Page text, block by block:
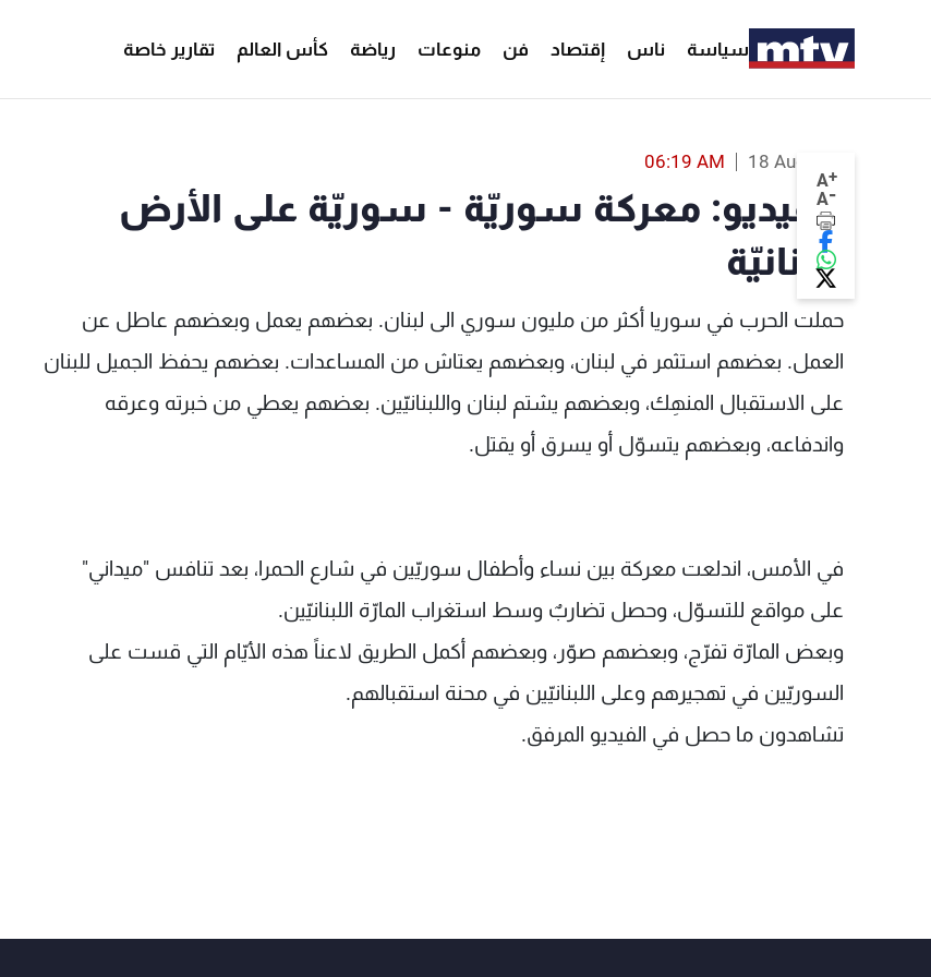
سياسة ناس إقتصاد فن منوعات رياضة كأس العالم تقارير خاصة
A+
A-
18 Aug 2017
06:19 AM
بالفيديو: معركة سوريّة - سوريّة على الأرض
اللبنانيّة
حملت الحرب في سوريا أكثر من مليون سوري الى لبنان. بعضهم يعمل وبعضهم عاطل عن
العمل. بعضهم استثمر في لبنان، وبعضهم يعتاش من المساعدات. بعضهم يحفظ الجميل للبنان
على الاستقبال المنهِك، وبعضهم يشتم لبنان واللبنانيّين. بعضهم يعطي من خبرته وعرقه
واندفاعه، وبعضهم يتسوّل أو يسرق أو يقتل.
في الأمس، اندلعت معركة بين نساء وأطفال سوريّين في شارع الحمرا، بعد تنافس "ميداني"
على مواقع للتسوّل، وحصل تضاربٌ وسط استغراب المارّة اللبنانيّين.
وبعض المارّة تفرّج، وبعضهم صوّر، وبعضهم أكمل الطريق لاعناً هذه الأيّام التي قست على
السوريّين في تهجيرهم وعلى اللبنانيّين في محنة استقبالهم.
تشاهدون ما حصل في الفيديو المرفق.